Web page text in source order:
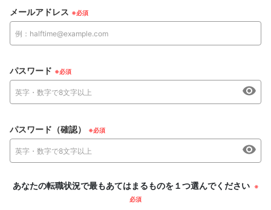
メールアドレス
パスワード
パスワード（確認）
あなたの転職状況で最もあてはまるものを１つ選んでください ※
必須